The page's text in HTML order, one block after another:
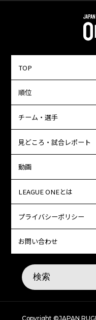
TOP
順位
チーム・選手
見どころ・試合レポート
動画
LEAGUE ONEとは
プライバシーポリシー
お問い合わせ
Copyright ©JAPAN